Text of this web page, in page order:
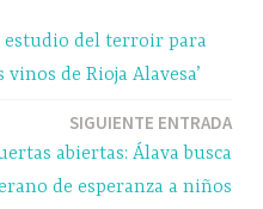
estudio del terroir para
de Rioja Alavesa’
SIGUIENTE ENTRADA
abiertas: Álava busca
de esperanza a niños